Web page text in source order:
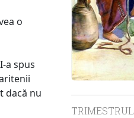
o
a spus
dacă nu
TRIMESTRUL